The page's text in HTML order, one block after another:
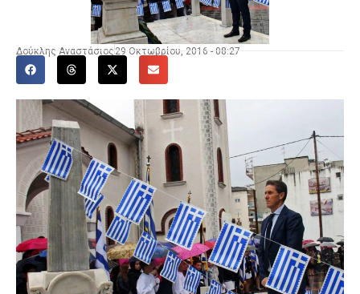
Δούκλης Αναστάσιος 29 Οκτωβρίου, 2016 - 08:27